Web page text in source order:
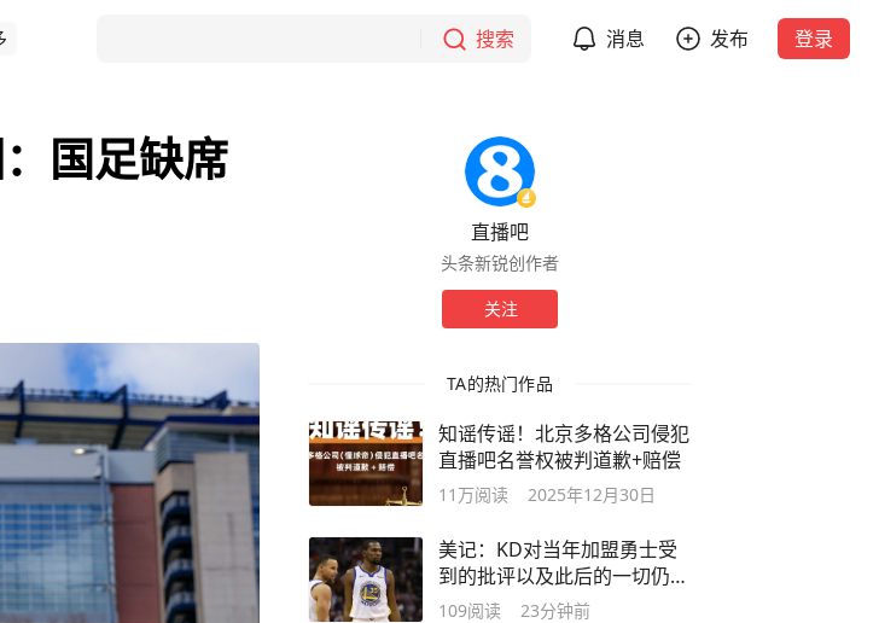
搜索 消息 发布 登录
国足缺席
直播吧
头条新锐创作者
关注
TA的热门作品
知谣传谣！北京多格公司侵犯
直播吧名誉权被判道歉+赔偿
11万阅读 2025年12月30日
美记：KD对当年加盟勇士受
到的批评以及此后的一切仍然
非常敏感
109阅读 23分钟前